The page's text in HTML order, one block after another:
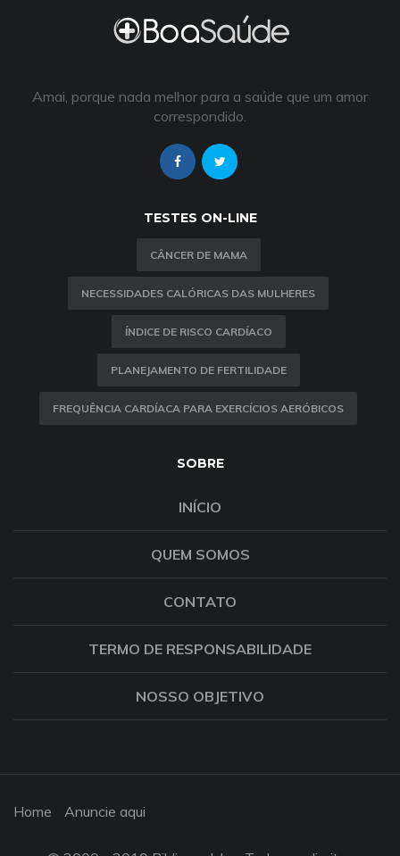
Amai, porque nada melhor para a saúde que um amor
correspondido.
TESTES ON-LINE
CÂNCER DE MAMA
NECESSIDADES CALÓRICAS DAS MULHERES
ÍNDICE DE RISCO CARDÍACO
PLANEJAMENTO DE FERTILIDADE
FREQUÊNCIA CARDÍACA PARA EXERCÍCIOS AERÓBICOS
SOBRE
INÍCIO
QUEM SOMOS
CONTATO
TERMO DE RESPONSABILIDADE
NOSSO OBJETIVO
Home Anuncie aqui